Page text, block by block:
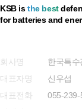
KSB isthe best
for batteries and
회사명
한국특
대표자명
신우섭
대표전화
055-239-